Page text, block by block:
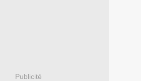
Publicité